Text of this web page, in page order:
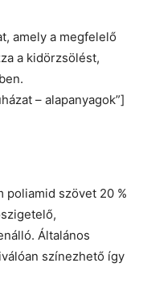
amely a megfelelő
a kidörzsölést,
– alapanyagok”]
poliamid szövet 20 %
Általános
színezhető így